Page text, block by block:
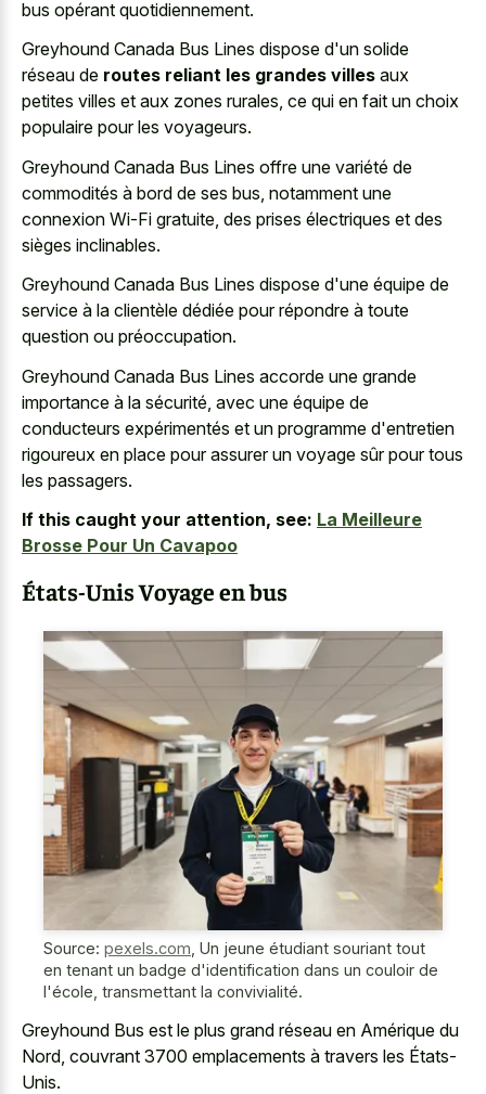
bus opérant quotidiennement.
Greyhound Canada Bus Lines dispose d'un solide
réseau de routes reliant les grandes villes aux
petites villes et aux zones rurales, ce qui en fait un choix
populaire pour les voyageurs.
Greyhound Canada Bus Lines offre une variété de
commodités à bord de ses bus, notamment une
connexion Wi-Fi gratuite, des prises électriques et des
sièges inclinables.
Greyhound Canada Bus Lines dispose d'une équipe de
service à la clientèle dédiée pour répondre à toute
question ou préoccupation.
Greyhound Canada Bus Lines accorde une grande
importance à la sécurité, avec une équipe de
conducteurs expérimentés et un programme d'entretien
rigoureux en place pour assurer un voyage sûr pour tous
les passagers.
If this caught your attention, see: La Meilleure
Brosse Pour Un Cavapoo
États-Unis Voyage en bus
Source: pexels.com, Un jeune étudiant souriant tout
en tenant un badge d'identification dans un couloir de
l'école, transmettant la convivialité.
Greyhound Bus est le plus grand réseau en Amérique du
Nord, couvrant 3700 emplacements à travers les États-
Unis.